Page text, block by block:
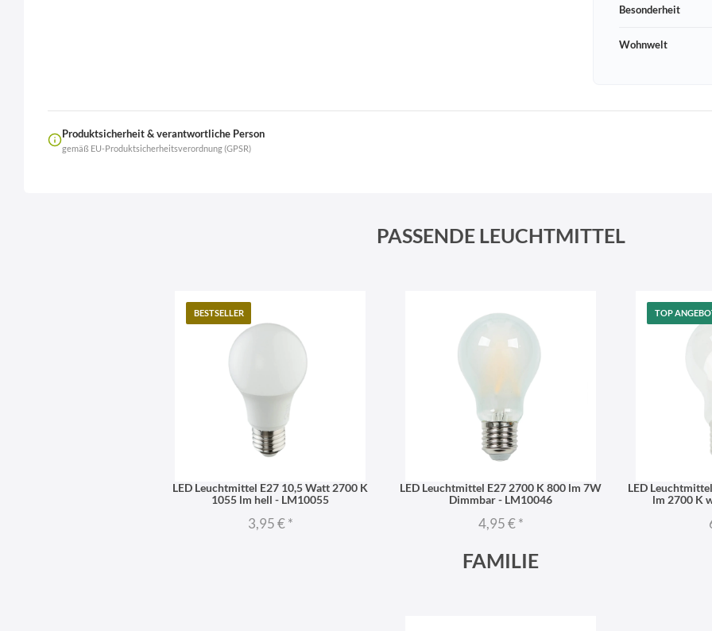
Besonderheit
Wohnwelt
Produktsicherheit & verantwortliche Person
gemäß EU-Produktsicherheitsverordnung (GPSR)
PASSENDE LEUCHTMITTEL
BESTSELLER
LED Leuchtmittel E27 10,5 Watt 2700 K
1055 lm hell - LM10055
3,95 €*
LED Leuchtmittel E27 2700 K 800 lm 7W
Dimmbar - LM10046
4,95 €*
TOP
LED
lm 2700 K
FAMILIE